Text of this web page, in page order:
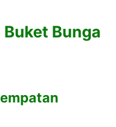
Bunga